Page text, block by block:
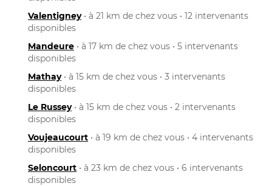
Valentigney• à 21 km de chez vous • 12 intervenants
disponibles
Mandeure • à 17 km de chez vous • 5 intervenants
disponibles
Mathay• à 15 km de chez vous • 3 intervenants
disponibles
Le Russey• à 15 km de chez vous • 2 intervenants
disponibles
Voujeaucourt • à 19 km de chez vous • 4 intervenants
disponibles
Seloncourt • à 23 km de chez vous • 6 intervenants
disponibles